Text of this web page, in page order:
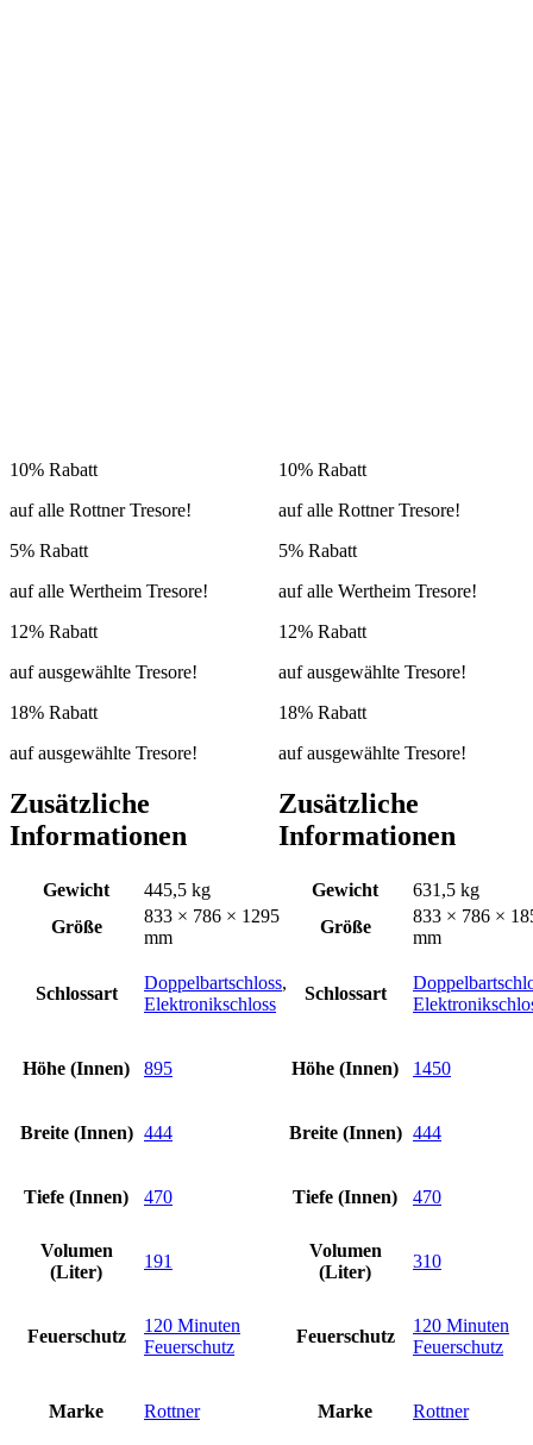
10% Rabatt
auf alle Rottner Tresore!
5% Rabatt
auf alle Wertheim Tresore!
12% Rabatt
auf ausgewählte Tresore!
18% Rabatt
auf ausgewählte Tresore!
Zusätzliche
Informationen
Gewicht
445,5 kg
Größe
833 × 786 × 1295
mm
Schlossart
Doppelbartschloss,
Elektronikschloss
Höhe (Innen) 895
Breite (Innen) 444
Tiefe (Innen) 470
Volumen
(Liter)
191
Feuerschutz
120 Minuten
Feuerschutz
Marke Rottner
10% Rabatt
auf alle Rottner Tresore!
5% Rabatt
auf alle Wertheim Tresore!
12% Rabatt
auf ausgewählte Tresore!
18% Rabatt
auf ausgewählte Tresore!
Zusätzliche
Informationen
Gewicht
631,5 kg
Größe
833 × 786 ×
mm
Schlossart
Höhe (Innen) 1450
Breite (Innen) 444
Tiefe (Innen) 470
Volumen
(Liter)
310
Feuerschutz
120 Minuten
Feuerschutz
Marke Rottner